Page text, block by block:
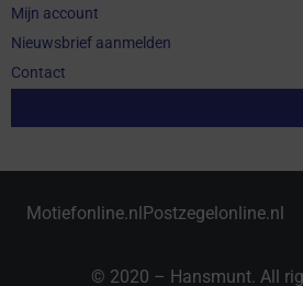
Mijn account
Nieuwsbrief aanmelden
Contact
Motiefonline.nl Postzegelonline.nl
© 2020 – Hansmunt. All